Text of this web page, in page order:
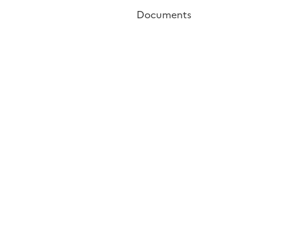
Documents